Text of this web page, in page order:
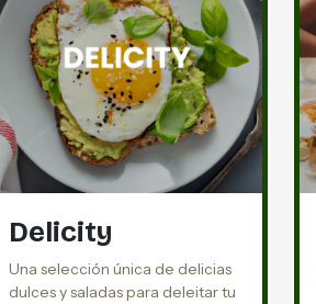
Delicity
Una selección única de delicias
dulces y saladas para deleitar tu